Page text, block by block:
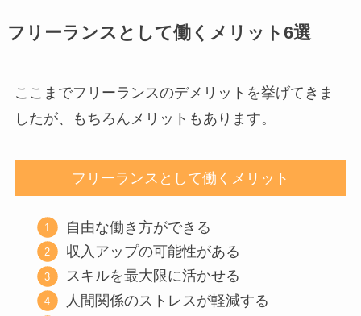
フリーランスとして働くメリット6選
ここまでフリーランスのデメリットを挙げてきま
したが、もちろんメリットもあります。
フリーランスとして働くメリット
自由な働き方ができる
収入アップの可能性がある
スキルを最大限に活かせる
人間関係のストレスが軽減する